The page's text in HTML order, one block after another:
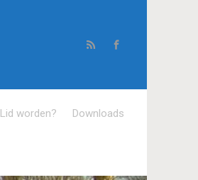
Lid worden? Downloads